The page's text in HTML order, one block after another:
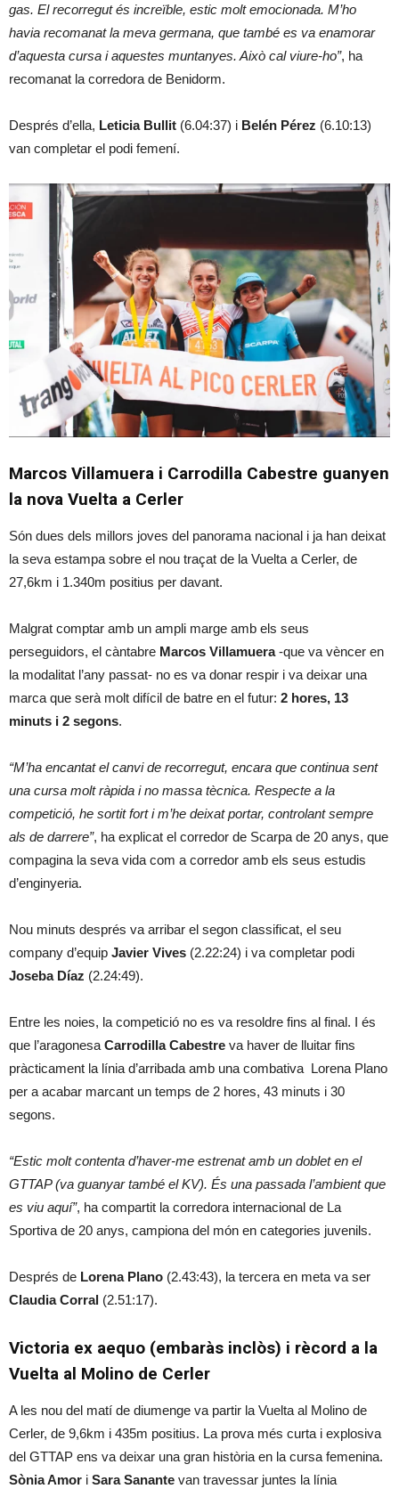
gas. El recorregut és increïble, estic molt emocionada. M’ho
havia recomanat la meva germana, que també es va enamorar
d’aquesta cursa i aquestes muntanyes. Això cal viure-ho”, ha
recomanat la corredora de Benidorm.
Després d’ella, Leticia Bullit (6.04:37) i Belén Pérez (6.10:13)
van completar el podi femení.
Marcos Villamuera i Carrodilla Cabestre guanyen
la nova Vuelta a Cerler
Són dues dels millors joves del panorama nacional i ja han deixat
la seva estampa sobre el nou traçat de la Vuelta a Cerler, de
27,6km i 1.340m positius per davant.
Malgrat comptar amb un ampli marge amb els seus
perseguidors, el càntabre Marcos Villamuera-que va vèncer en
la modalitat l’any passat- no es va donar respir i va deixar una
marca que serà molt difícil de batre en el futur: 2 hores, 13
minuts i 2 segons.
“M’ha encantat el canvi de recorregut, encara que continua sent
una cursa molt ràpida i no massa tècnica. Respecte a la
competició, he sortit fort i m’he deixat portar, controlant sempre
als de darrere”, ha explicat el corredor de Scarpa de 20 anys, que
compagina la seva vida com a corredor amb els seus estudis
d’enginyeria.
Nou minuts després va arribar el segon classificat, el seu
company d’equip Javier Vives (2.22:24) i va completar podi
Joseba Díaz (2.24:49).
Entre les noies, la competició no es va resoldre fins al final. I és
que l’aragonesa Carrodilla Cabestre va haver de lluitar fins
pràcticament la línia d’arribada amb una combativa Lorena Plano
per a acabar marcant un temps de 2 hores, 43 minuts i 30
segons.
“Estic molt contenta d’haver-me estrenat amb un doblet en el
GTTAP (va guanyar també el KV). És una passada l’ambient que
es viu aquí”, ha compartit la corredora internacional de La
Sportiva de 20 anys, campiona del món en categories juvenils.
Després de Lorena Plano (2.43:43), la tercera en meta va ser
Claudia Corral (2.51:17).
Victoria ex aequo (embaràs inclòs) i rècord a la
Vuelta al Molino de Cerler
A les nou del matí de diumenge va partir la Vuelta al Molino de
Cerler, de 9,6km i 435m positius. La prova més curta i explosiva
del GTTAP ens va deixar una gran història en la cursa femenina.
Sònia Amor i Sara Sanante van travessar juntes la línia